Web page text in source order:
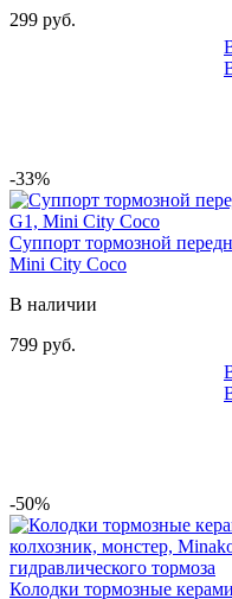
299 руб.
-33%
Суппорт тормозной
Mini City Coco
В наличии
799 руб.
-50%
Колодки тормозные